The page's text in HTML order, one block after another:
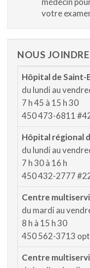
votre
NOUS JOINDRE
Hôpital de Saint-
du lundi au
7 h 45 à 15 h 30
450 473-6811
Hôpital régional
du lundi au
7 h 30 à 16 h
450 432-2777
Centre
du mardi au
8 h à 15 h 30
450 562-3713
Centre